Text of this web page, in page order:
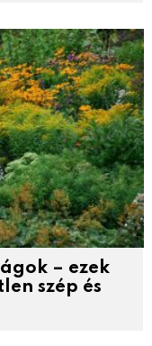
– ezek
szép és